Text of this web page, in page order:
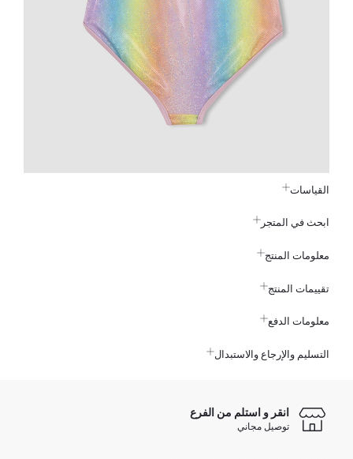
القياسات
ابحث في المتجر
معلومات المنتج
تقييمات المنتج
معلومات الدفع
التسليم والإرجاع والاستبدال
انقر و استلم من الفرع
توصيل مجاني